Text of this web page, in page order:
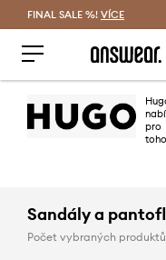
FINAL SALE %! VÍCE
pro
Sandály a
Počet vybraných